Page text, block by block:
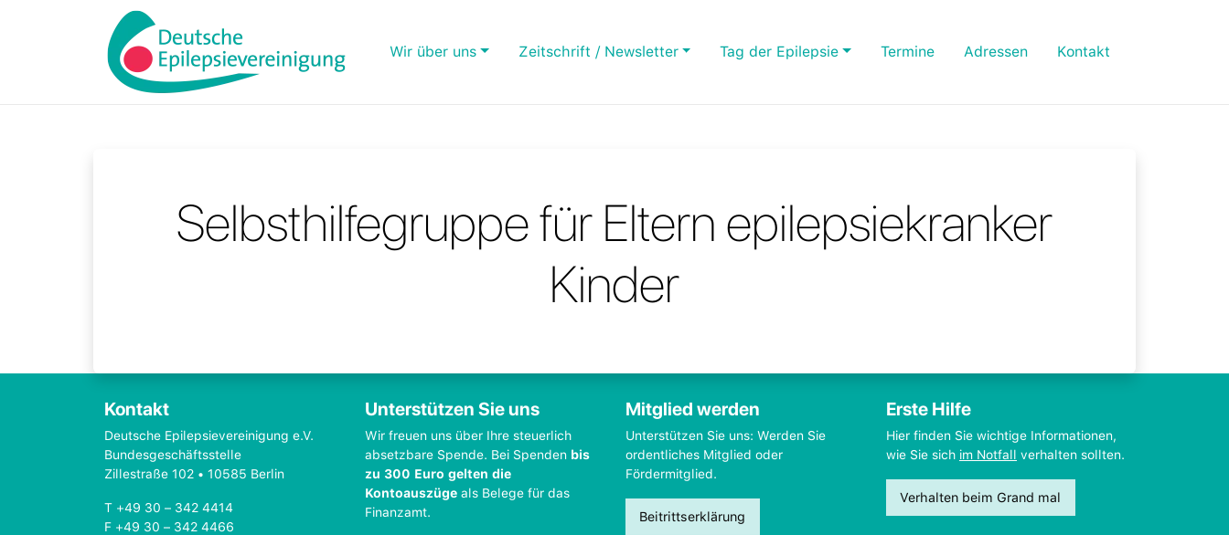
Wir über uns Zeitschrift / Newsletter Tag der Epilepsie Termine Adressen Kontakt
Selbsthilfegruppe für Eltern epilepsiekranker
Kinder
Kontakt
Deutsche Epilepsievereinigung e.V.
Bundesgeschäftsstelle
Zillestraße 102 • 10585 Berlin
T +49 30 – 342 4414
F +49 30 – 342 4466
Unterstützen Sie uns
Wir freuen uns über Ihre steuerlich
absetzbare Spende. Bei Spenden bis
zu 300 Euro gelten die
Kontoauszüge als Belege für das
Finanzamt.
Mitglied werden
Unterstützen Sie uns: Werden Sie
ordentliches Mitglied oder
Fördermitglied.
Beitrittserklärung
Erste Hilfe
Hier finden Sie wichtige Informationen,
wie Sie sich im Notfall verhalten sollten.
Verhalten beim Grand mal